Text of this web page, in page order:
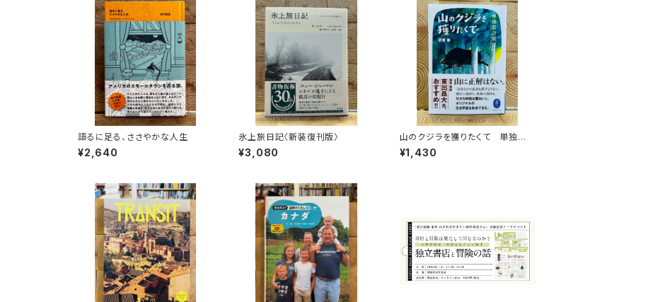
語るに足る、ささやかな人生
¥2,640
氷上旅日記〈新装復刊版〉
¥3,080
山のクジラを獲りたくて 単独忍
び猟記（文庫版）
¥1,430